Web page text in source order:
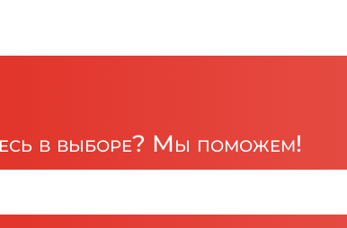
в выборе? Мы поможем!